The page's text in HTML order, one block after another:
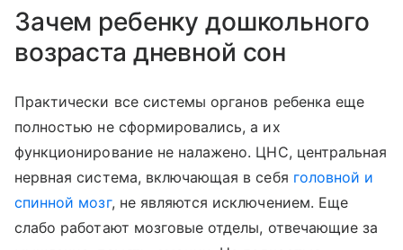
Зачем ребенку дошкольного
возраста дневной сон
Практически все системы органов ребенка еще
полностью не сформировались, а их
функционирование не налажено. ЦНС, центральная
нервная система, включающая в себя головной и
спинной мозг, не являются исключением. Еще
слабо работают мозговые отделы, отвечающие за